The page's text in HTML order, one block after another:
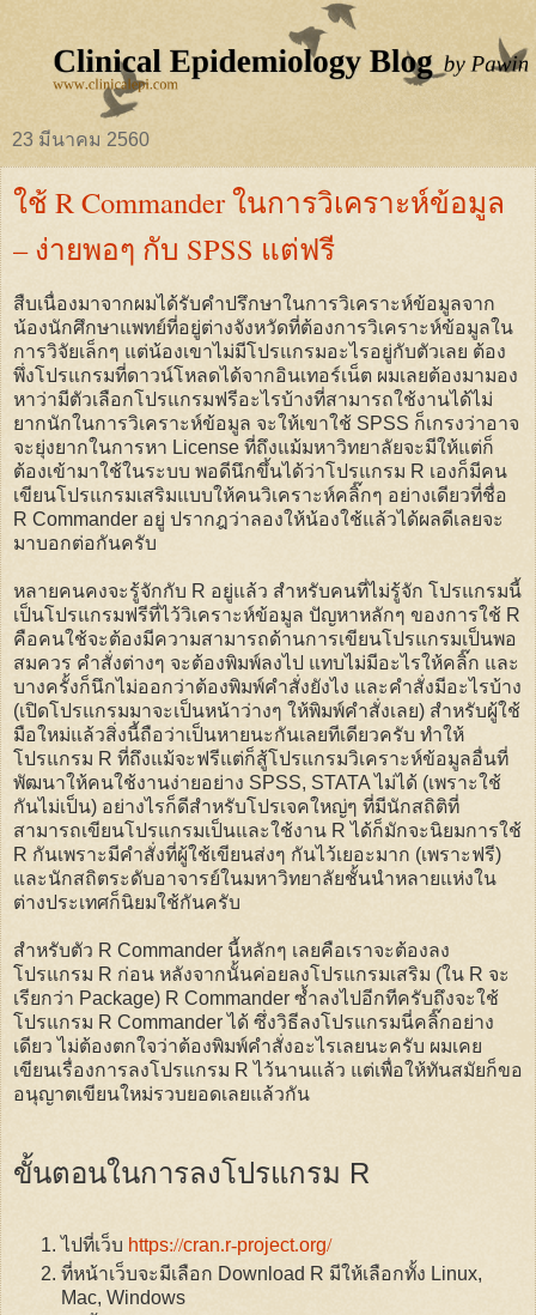
23 มีนาคม 2560
ใช้ R Commander ในการวิเคราะห์ข้อมูล
– ง่ายพอๆ กับ SPSS แต่ฟรี
สืบเนื่องมาจากผมได้รับคำปรึกษาในการวิเคราะห์ข้อมูลจาก
น้องนักศึกษาแพทย์ที่อยู่ต่างจังหวัดที่ต้องการวิเคราะห์ข้อมูลใน
การวิจัยเล็กๆ แต่น้องเขาไม่มีโปรแกรมอะไรอยู่กับตัวเลย ต้อง
พึ่งโปรแกรมที่ดาวน์โหลดได้จากอินเทอร์เน็ต ผมเลยต้องมามอง
หาว่ามีตัวเลือกโปรแกรมฟรีอะไรบ้างที่สามารถใช้งานได้ไม่
ยากนักในการวิเคราะห์ข้อมูล จะให้เขาใช้ SPSS ก็เกรงว่าอาจ
จะยุ่งยากในการหา License ที่ถึงแม้มหาวิทยาลัยจะมีให้แต่ก็
ต้องเข้ามาใช้ในระบบ พอดีนึกขึ้นได้ว่าโปรแกรม R เองก็มีคน
เขียนโปรแกรมเสริมแบบให้คนวิเคราะห์คลิ๊กๆ อย่างเดียวที่ชื่อ
R Commander อยู่ ปรากฎว่าลองให้น้องใช้แล้วได้ผลดีเลยจะ
มาบอกต่อกันครับ
หลายคนคงจะรู้จักกับ R อยู่แล้ว สำหรับคนที่ไม่รู้จัก โปรแกรมนี้
เป็นโปรแกรมฟรีที่ไว้วิเคราะห์ข้อมูล ปัญหาหลักๆ ของการใช้ R
คือคนใช้จะต้องมีความสามารถด้านการเขียนโปรแกรมเป็นพอ
สมควร คำสั่งต่างๆ จะต้องพิมพ์ลงไป แทบไม่มีอะไรให้คลิ๊ก และ
บางครั้งก็นึกไม่ออกว่าต้องพิมพ์คำสั่งยังไง และคำสั่งมีอะไรบ้าง
(เปิดโปรแกรมมาจะเป็นหน้าว่างๆ ให้พิมพ์คำสั่งเลย) สำหรับผู้ใช้
มือใหม่แล้วสิ่งนี้ถือว่าเป็นหายนะกันเลยทีเดียวครับ ทำให้
โปรแกรม R ที่ถึงแม้จะฟรีแต่ก็สู้โปรแกรมวิเคราะห์ข้อมูลอื่นที่
พัฒนาให้คนใช้งานง่ายอย่าง SPSS, STATA ไม่ได้ (เพราะใช้
กันไม่เป็น) อย่างไรก็ดีสำหรับโปรเจคใหญ่ๆ ที่มีนักสถิติที่
สามารถเขียนโปรแกรมเป็นและใช้งาน R ได้ก็มักจะนิยมการใช้
R กันเพราะมีคำสั่งที่ผู้ใช้เขียนส่งๆ กันไว้เยอะมาก (เพราะฟรี)
และนักสถิตระดับอาจารย์ในมหาวิทยาลัยชั้นนำหลายแห่งใน
ต่างประเทศก็นิยมใช้กันครับ
สำหรับตัว R Commander นี้หลักๆ เลยคือเราจะต้องลง
โปรแกรม R ก่อน หลังจากนั้นค่อยลงโปรแกรมเสริม (ใน R จะ
เรียกว่า Package) R Commander ซ้ำลงไปอีกทีครับถึงจะใช้
โปรแกรม R Commander ได้ ซึ่งวิธีลงโปรแกรมนี่คลิ๊กอย่าง
เดียว ไม่ต้องตกใจว่าต้องพิมพ์คำสั่งอะไรเลยนะครับ ผมเคย
เขียนเรื่องการลงโปรแกรม R ไว้นานแล้ว แต่เพื่อให้ทันสมัยก็ขอ
อนุญาตเขียนใหม่รวบยอดเลยแล้วกัน
ขั้นตอนในการลงโปรแกรม R
ไปที่เว็บ https://cran.r-project.org/
ที่หน้าเว็บจะมีเลือก Download R มีให้เลือกทั้ง Linux,
Mac, Windows